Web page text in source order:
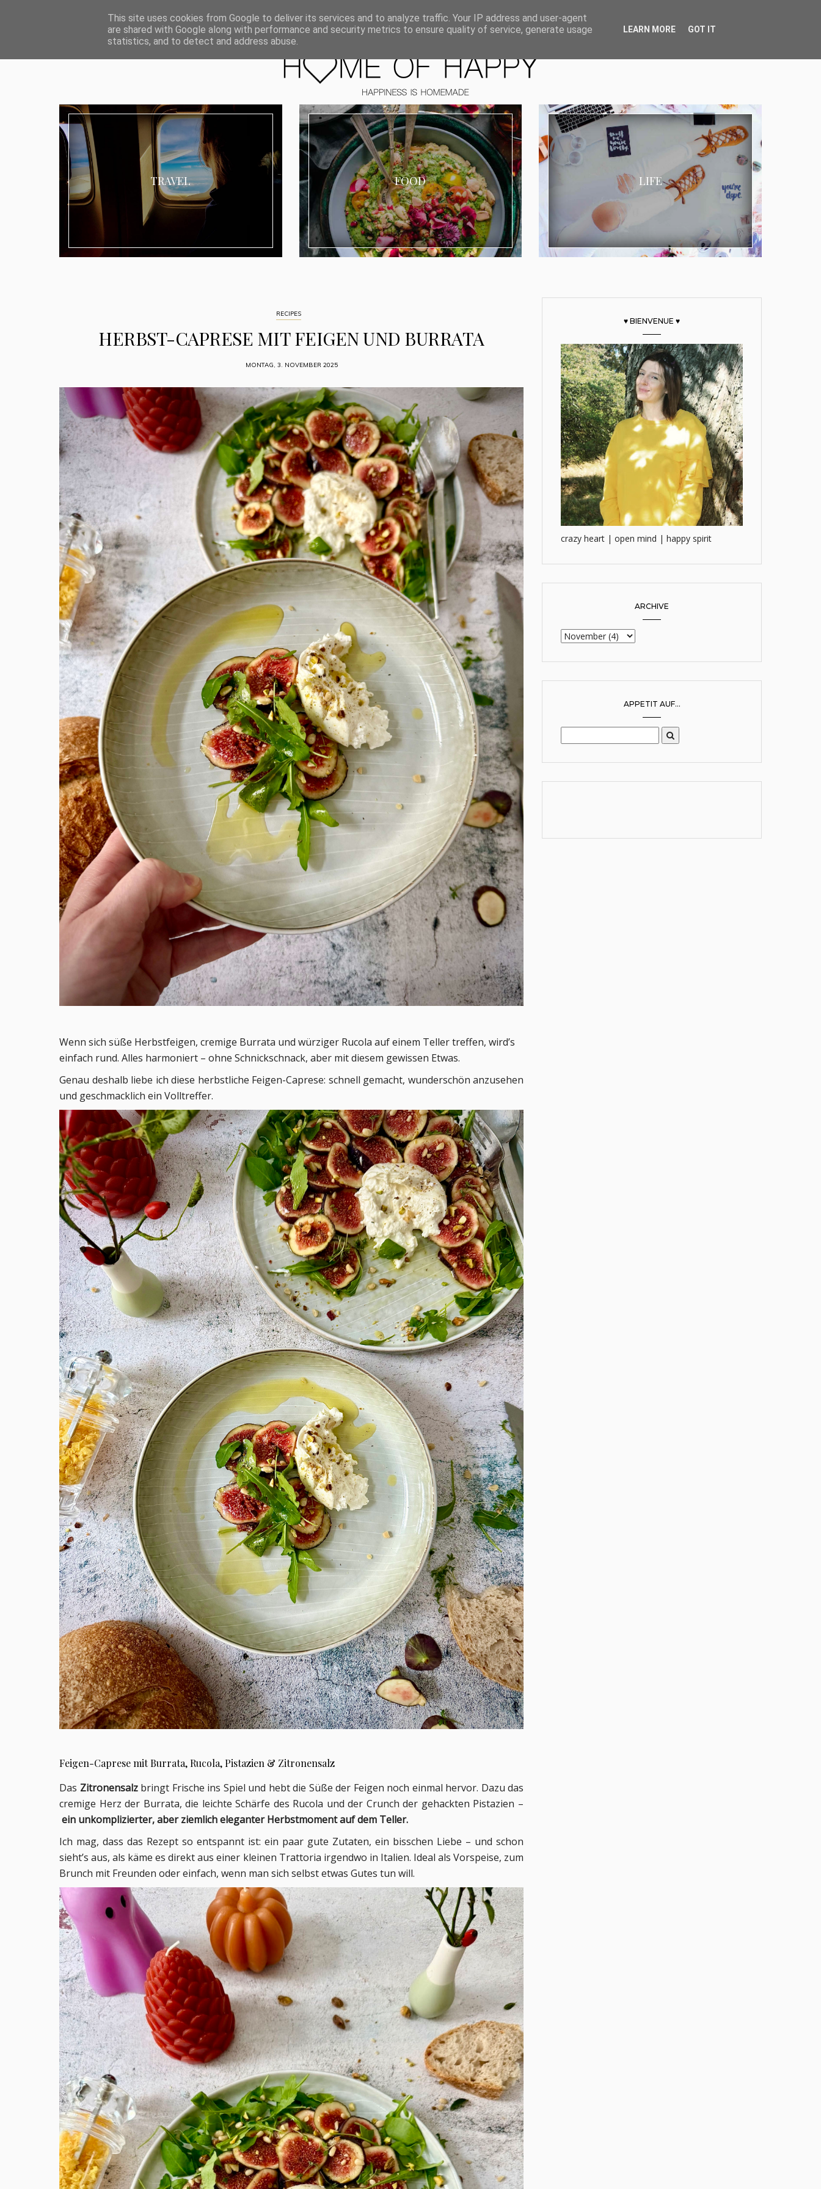
ABOUT I MEDIA & PR IMPRESSUM DATENSCHUTZ KATEGORIEN
TRAVEL FOOD LIFE
RECIPES
HERBST-CAPRESE MIT FEIGEN UND BURRATA
MONTAG, 3. NOVEMBER 2025
Wenn sich süße Herbstfeigen, cremige Burrata und würziger Rucola auf einem Teller treffen, wird’s
einfach rund. Alles harmoniert – ohne Schnickschnack, aber mit diesem gewissen Etwas.
Genau deshalb liebe ich diese herbstliche Feigen-Caprese: schnell gemacht, wunderschön anzusehen
und geschmacklich ein Volltreffer.
Feigen-Caprese mit Burrata, Rucola, Pistazien & Zitronensalz
Das Zitronensalz bringt Frische ins Spiel und hebt die Süße der Feigen noch einmal hervor. Dazu das
cremige Herz der Burrata, die leichte Schärfe des Rucola und der Crunch der gehackten Pistazien –
ein unkomplizierter, aber ziemlich eleganter Herbstmoment auf dem Teller.
Ich mag, dass das Rezept so entspannt ist: ein paar gute Zutaten, ein bisschen Liebe – und schon
sieht’s aus, als käme es direkt aus einer kleinen Trattoria irgendwo in Italien. Ideal als Vorspeise, zum
Brunch mit Freunden oder einfach, wenn man sich selbst etwas Gutes tun will.
♥ BIENVENUE ♥
crazy heart | open mind | happy spirit
ARCHIVE
APPETIT AUF...
This site uses cookies from Google to deliver its services and to analyze traffic. Your IP address and user-agent
are shared with Google along with performance and security metrics to ensure quality of service, generate usage
statistics, and to detect and address abuse.
LEARN MORE GOT IT